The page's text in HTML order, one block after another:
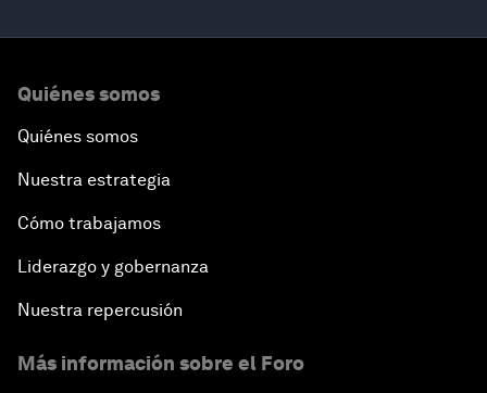
Quiénes somos
Quiénes somos
Nuestra estrategia
Cómo trabajamos
Liderazgo y gobernanza
Nuestra repercusión
Más información sobre el Foro